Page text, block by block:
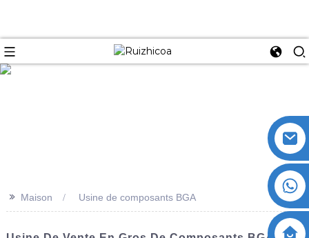
>> Maison Usine de composants BGA